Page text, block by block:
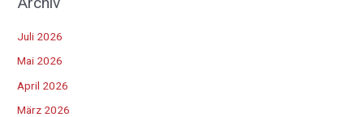
Juli 2026
Mai 2026
April 2026
März 2026